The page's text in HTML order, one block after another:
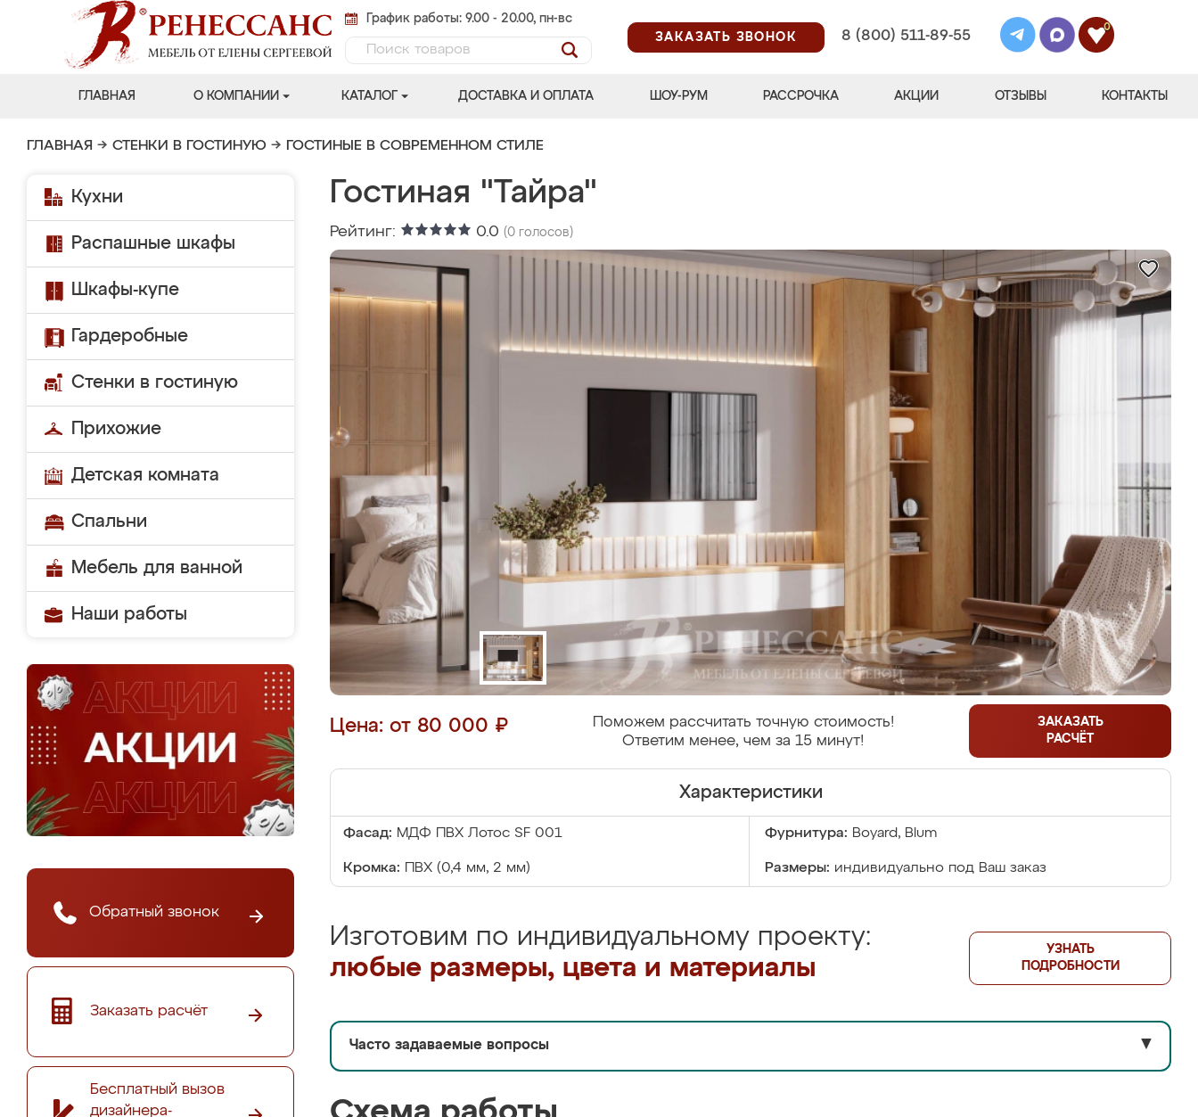
График работы: 9.00 - 20.00, пн-вс
ЗАКАЗАТЬ ЗВОНОК
8 (800) 511-89-55
0
ГЛАВНАЯ О КОМПАНИИ КАТАЛОГ ДОСТАВКА И ОПЛАТА ШОУ-РУМ РАССРОЧКА АКЦИИ ОТЗЫВЫ КОНТАКТЫ
ГЛАВНАЯ → СТЕНКИ В ГОСТИНУЮ → ГОСТИНЫЕ В СОВРЕМЕННОМ СТИЛЕ
Кухни
Распашные шкафы
Шкафы-купе
Гардеробные
Стенки в гостиную
Прихожие
Детская комната
Спальни
Мебель для ванной
Наши работы
Обратный звонок
Заказать расчёт
Бесплатный вызов
дизайнера-
Гостиная "Тайра"
Рейтинг: 0.0 (0 голосов)
Цена: от 80 000 ₽
Поможем рассчитать точную стоимость!
Ответим менее, чем за 15 минут!
ЗАКАЗАТЬ
РАСЧЁТ
Характеристики
Фасад: МДФ ПВХ Лотос SF 001 Фурнитура: Boyard, Blum
Кромка: ПВХ (0,4 мм, 2 мм) Размеры: индивидуально под Ваш заказ
Изготовим по индивидуальному проекту:
любые размеры, цвета и материалы
УЗНАТЬ
ПОДРОБНОСТИ
Часто задаваемые вопросы ▼